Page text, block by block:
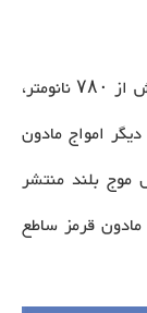
این این طیف از تابش خورشیدی با طول موج بیش از ۷۸۰ نانومتر،
امواج مادون
موج بلند منتشر
قرمز ساطع